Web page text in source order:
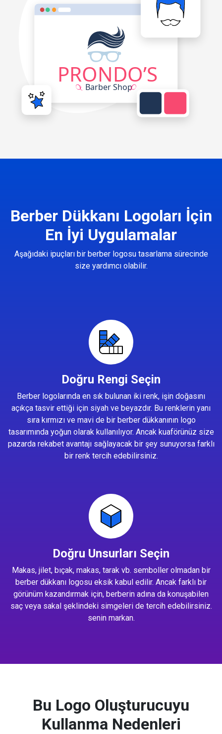
Berber Dükkanı Logoları İçin
En İyi Uygulamalar
Aşağıdaki ipuçları bir berber logosu tasarlama sürecinde
size yardımcı olabilir.
Doğru Rengi Seçin
Berber logolarında en sık bulunan iki renk, işin doğasını
açıkça tasvir ettiği için siyah ve beyazdır. Bu renklerin yanı
sıra kırmızı ve mavi de bir berber dükkanının logo
tasarımında yoğun olarak kullanılıyor. Ancak kuaförünüz size
pazarda rekabet avantajı sağlayacak bir şey sunuyorsa farklı
bir renk tercih edebilirsiniz.
Doğru Unsurları Seçin
Makas, jilet, bıçak, makas, tarak vb. semboller olmadan bir
berber dükkanı logosu eksik kabul edilir. Ancak farklı bir
görünüm kazandırmak için, berberin adına da konuşabilen
saç veya sakal şeklindeki simgeleri de tercih edebilirsiniz.
senin markan.
Bu Logo Oluşturucuyu
Kullanma Nedenleri